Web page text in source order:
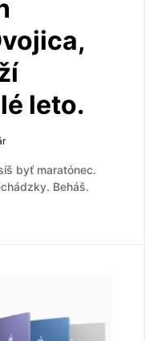
leto.
byť maratónec.
Beháš.